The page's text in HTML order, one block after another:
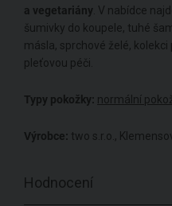
a vegetariány . V nabídce
šumivky do koupele, tuhé
másla, sprchové želé,
pleťovou péči.
Typy pokožky: normální
Výrobce: two s.r.o.,
Hodnocení